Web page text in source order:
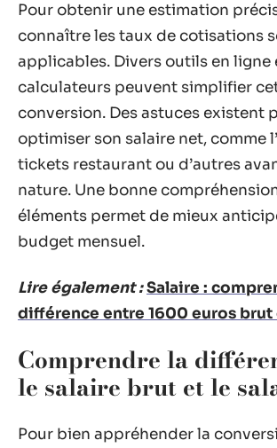
Pour obtenir une estimation
connaître les taux de cotisations
applicables. Divers outils en ligne
calculateurs peuvent simplifier
conversion. Des astuces existent
optimiser son salaire net, comme
tickets restaurant ou d’autres
nature. Une bonne
éléments permet de mieux
budget mensuel.
Lire également :Salaire :
différence entre 1600 euros brut
Comprendre la
le salaire brut et le
Pour bien appréhender la